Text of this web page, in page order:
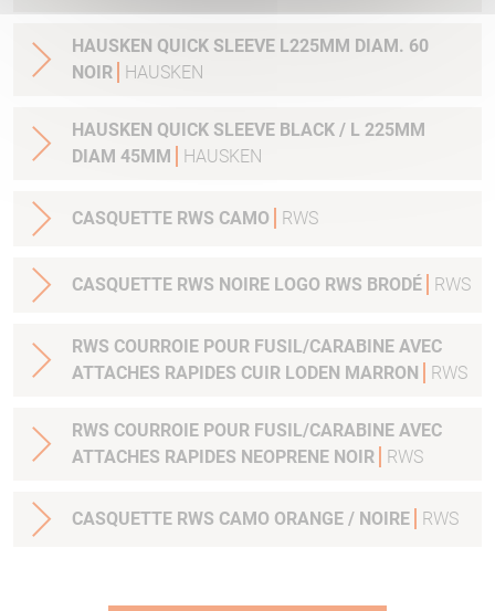
HAUSKEN QUICK SLEEVE L225MM DIAM. 60
NOIR
HAUSKEN
HAUSKEN QUICK SLEEVE BLACK / L 225MM
DIAM 45MM
HAUSKEN
CASQUETTE RWS CAMO RWS
CASQUETTE RWS NOIRE LOGO RWS BRODÉ RWS
RWS COURROIE POUR FUSIL/CARABINE AVEC
ATTACHES RAPIDES CUIR LODEN MARRON
RWS
RWS COURROIE POUR FUSIL/CARABINE AVEC
ATTACHES RAPIDES NEOPRENE NOIR
RWS
CASQUETTE RWS CAMO ORANGE / NOIRE RWS